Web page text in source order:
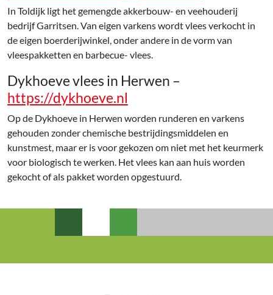
In Toldijk ligt het gemengde akkerbouw- en veehouderij
bedrijf Garritsen. Van eigen varkens wordt vlees verkocht in
de eigen boerderijwinkel, onder andere in de vorm van
vleespakketten en barbecue- vlees.
Dykhoeve vlees in Herwen –
https://dykhoeve.nl
Op de Dykhoeve in Herwen worden runderen en varkens
gehouden zonder chemische bestrijdingsmiddelen en
kunstmest, maar er is voor gekozen om niet met het keurmerk
voor biologisch te werken. Het vlees kan aan huis worden
gekocht of als pakket worden opgestuurd.